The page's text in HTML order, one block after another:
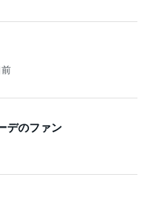
デのファン